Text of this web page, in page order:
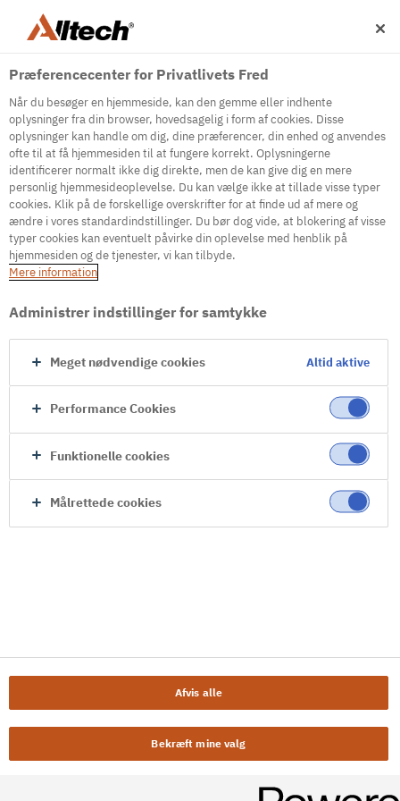
500
Internal Error Server
It seems we're experiencing some technical
difficulties. Try refreshing the page or go to the
Præferencecenter for Privatlivets Fred
Når du besøger en hjemmeside, kan den gemme eller indhente
oplysninger fra din browser, hovedsagelig i form af cookies. Disse
oplysninger kan handle om dig, dine præferencer, din enhed og anvendes
ofte til at få hjemmesiden til at fungere korrekt. Oplysningerne
identificerer normalt ikke dig direkte, men de kan give dig en mere
personlig hjemmesideoplevelse. Du kan vælge ikke at tillade visse typer
cookies. Klik på de forskellige overskrifter for at finde ud af mere og
ændre i vores standardindstillinger. Du bør dog vide, at blokering af visse
typer cookies kan eventuelt påvirke din oplevelse med henblik på
hjemmesiden og de tjenester, vi kan tilbyde.
Mere information
Administrer indstillinger for samtykke
Meget nødvendige cookies Altid aktive
Performance Cookies
Funktionelle cookies
Målrettede cookies
Afvis alle
Bekræft mine valg